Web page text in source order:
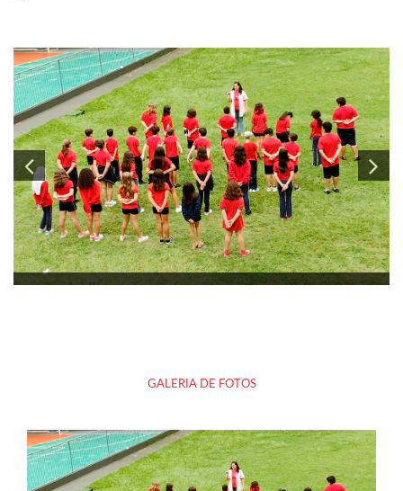
GALERIA DE FOTOS